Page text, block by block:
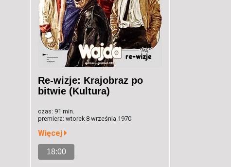
Re-wizje: Krajobraz po
bitwie (Kultura)
czas: 91 min.
premiera: wtorek 8 września 1970
Więcej
18:00